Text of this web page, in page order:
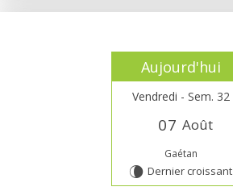
Aujourd'hui
Vendredi - Sem. 32
07 Août
Gaétan
V Dernier croissant